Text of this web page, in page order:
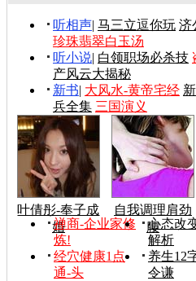
听相声| 马三立逗你玩 济
珍珠翡翠白玉汤
听小说| 白领职场必杀技
产风云大揭秘
新书| 大风水-黄帝宅经
兵全集 三国演义
叶倩彤-奉子成
婚
自我调理肩劲
腰
禅商-企业家修
炼!
心态改
解析
经穴健康1点
通-头
养生12
令谦